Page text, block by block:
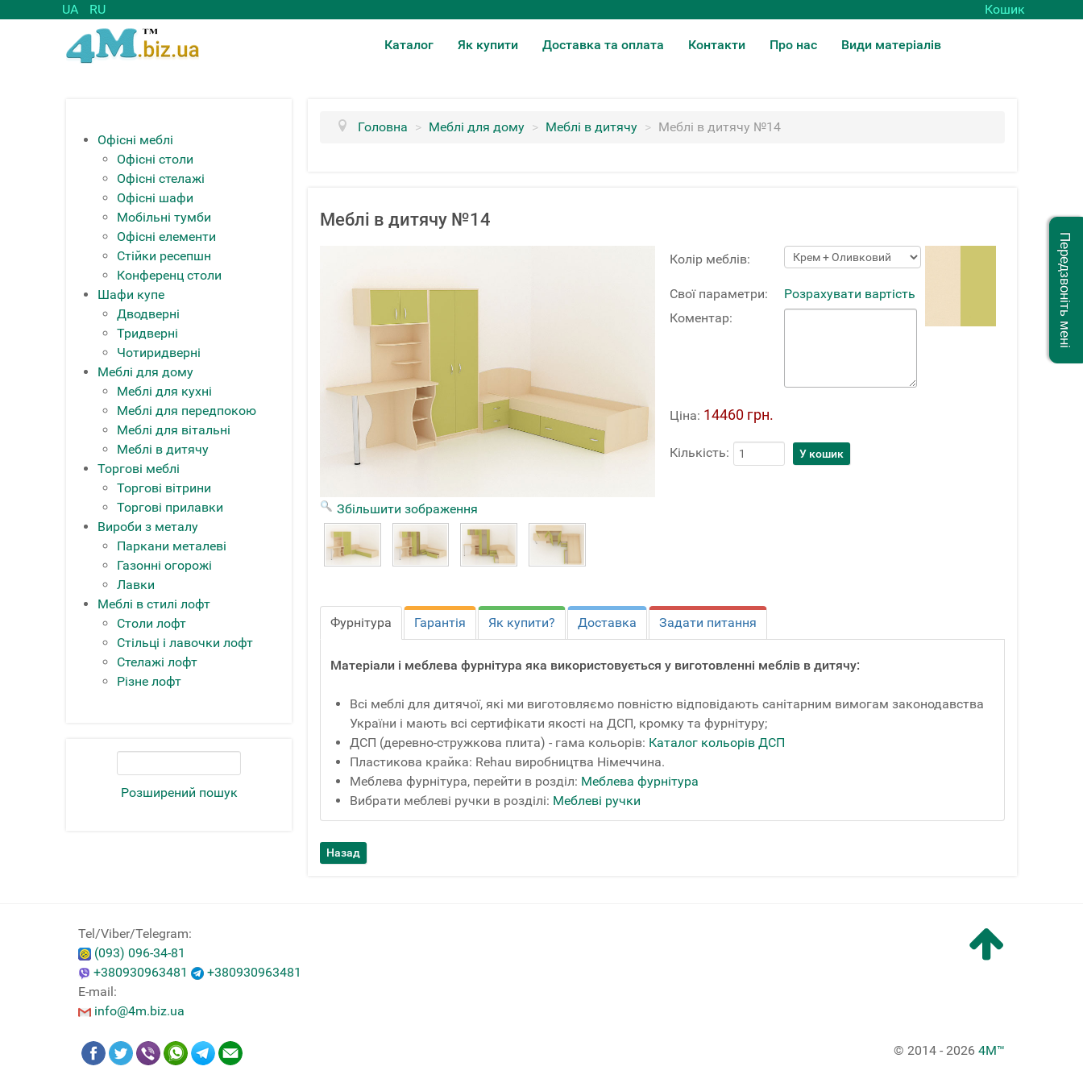
UA RU Кошик
Каталог Як купити Доставка та оплата Контакти Про нас Види матеріалів
Офісні меблі
Офісні столи
Офісні стелажі
Офісні шафи
Мобільні тумби
Офісні елементи
Стійки ресепшн
Конференц столи
Шафи купе
Дводверні
Тридверні
Чотиридверні
Меблі для дому
Меблі для кухні
Меблі для передпокою
Меблі для вітальні
Меблі в дитячу
Торгові меблі
Торгові вітрини
Торгові прилавки
Вироби з металу
Паркани металеві
Газонні огорожі
Лавки
Меблі в стилі лофт
Столи лофт
Стільці і лавочки лофт
Стелажі лофт
Різне лофт
Розширений пошук
Головна > Меблі для дому > Меблі в дитячу > Меблі в дитячу №14
Меблі в дитячу №14
Збільшити зображення
Колір меблів:
Свої параметри:
Розрахувати вартість
Коментар:
Ціна: 14460 грн.
Кількість:
Фурнітура Гарантія Як купити? Доставка Задати питання
Матеріали і меблева фурнітура яка використовується у виготовленні меблів в дитячу:
Всі меблі для дитячої, які ми виготовляємо повністю відповідають санітарним вимогам законодавства
України і мають всі сертифікати якості на ДСП, кромку та фурнітуру;
ДСП (деревно-стружкова плита) - гама кольорів: Каталог кольорів ДСП
Пластикова крайка: Rehau виробництва Німеччина.
Меблева фурнітура, перейти в розділ: Меблева фурнітура
Вибрати меблеві ручки в розділі: Меблеві ручки
Tel/Viber/Telegram:
(093) 096-34-81
+380930963481
+380930963481
E-mail:
info@4m.biz.ua
© 2014 - 2026 4M™
Передзвоніть мені